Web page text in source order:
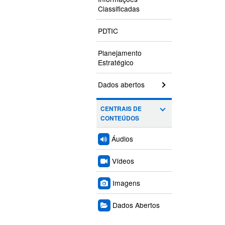
Classificadas
PDTIC
Planejamento
Estratégico
Dados abertos
CENTRAIS DE
CONTEÚDOS
Áudios
Vídeos
Imagens
Dados Abertos